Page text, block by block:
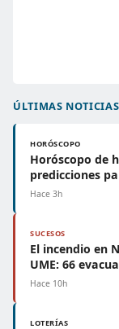
ÚLTIMAS NOTICIAS
HORÓSCOPO
Horóscopo de
predicciones
Hace 3h
SUCESOS
El incendio en
UME: 66
Hace 10h
LOTERÍAS